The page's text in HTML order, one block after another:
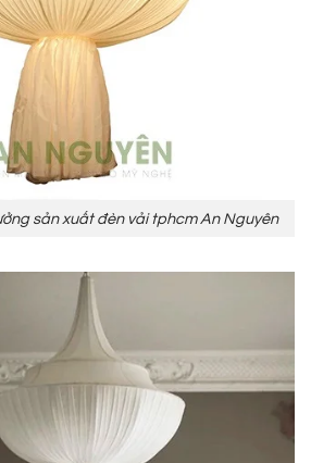
sản xuất đèn vải tphcm An Nguyên